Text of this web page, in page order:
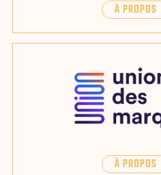
À PROPOS
À PROPOS